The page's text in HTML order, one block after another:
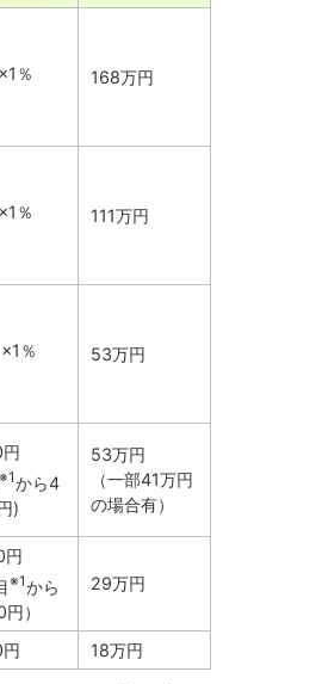
％
168万円
％
111万円
％
53万円
※1から4
)
53万円
（一部41万円
の場合有）
円
※1から
）
29万円
18万円